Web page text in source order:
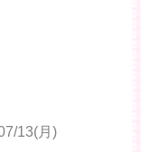
13(月)